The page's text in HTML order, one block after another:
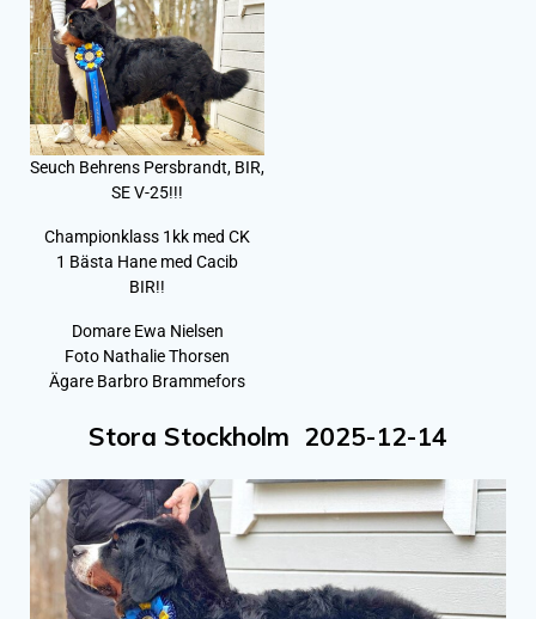
Seuch Behrens Persbrandt, BIR,
SE V-25!!!
Championklass 1kk med CK
1 Bästa Hane med Cacib
BIR!!
Domare Ewa Nielsen
Foto Nathalie Thorsen
Ägare Barbro Brammefors
Stora Stockholm 2025-12-14